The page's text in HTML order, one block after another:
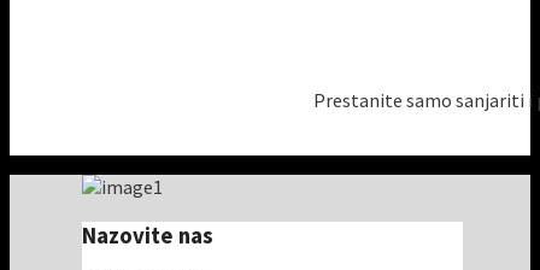
Prestanite samo sanjariti i
Nazovite nas